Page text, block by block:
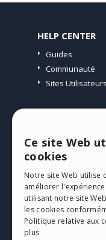
HELP CENTER
Guides
Communauté
Sites Utilisateurs
Mes Messages
Télécharger
Espace Web
Mes Crédits
Ce site Web
cookies
Notre site Web utilise
améliorer l'expérience
utilisant notre site
les cookies
Politique relative aux
plus